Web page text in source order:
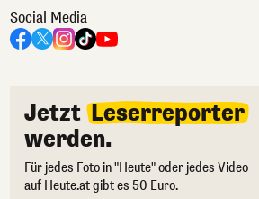
Social Media
Jetzt Leserreporter
werden.
Für jedes Foto in "Heute" oder jedes Video
auf Heute.at gibt es 50 Euro.